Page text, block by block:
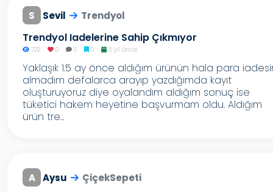
S Sevil Trendyol
Trendyol Iadelerine Sahip Çıkmıyor
729 0 0 0 3 yıl önce
Yaklaşık 1.5 ay önce aldığım ürünün hala para
almadım defalarca arayıp yazdığımda kayıt
oluşturuyoruz diye oyalandım aldığım sonuç ise
tüketici hakem heyetine başvurmam oldu. Aldığım
ürün tre...
A Aysu ÇiçekSepeti